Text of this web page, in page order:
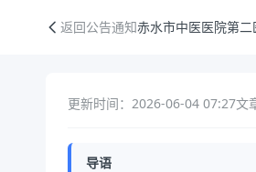
返回公告通知赤水市中医医院第
更新时间：2026-06-04 07:27文
导语